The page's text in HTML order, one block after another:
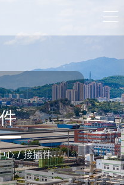
心/接插件